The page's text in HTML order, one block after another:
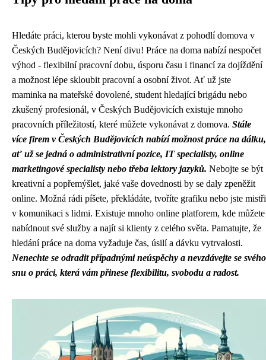
Hledáte práci, kterou byste mohli vykonávat z pohodlí domova v
Českých Budějovicích? Není divu! Práce na doma nabízí nespočet
výhod - flexibilní pracovní dobu, úsporu času i financí za dojíždění
a možnost lépe skloubit pracovní a osobní život. Ať už jste
maminka na mateřské dovolené, student hledající brigádu nebo
zkušený profesionál, v Českých Budějovicích existuje mnoho
pracovních příležitostí, které můžete vykonávat z domova. Stále
více firem v Českých Budějovicích nabízí možnost práce na dálku,
ať už se jedná o administrativní pozice, IT specialisty, online
marketingové specialisty nebo třeba lektory jazyků. Nebojte se být
kreativní a popřemýšlet, jaké vaše dovednosti by se daly zpeněžit
online. Možná rádi píšete, překládáte, tvoříte grafiku nebo jste mistři
v komunikaci s lidmi. Existuje mnoho online platforem, kde můžete
nabídnout své služby a najít si klienty z celého světa. Pamatujte, že
hledání práce na doma vyžaduje čas, úsilí a dávku vytrvalosti.
Nenechte se odradit případnými neúspěchy a nevzdávejte se svého
snu o práci, která vám přinese flexibilitu, svobodu a radost.